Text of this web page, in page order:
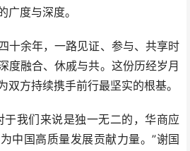
广度与深度。
余年，一路见证、参与、共享时
度融合、休戚与共。这份历经岁月
双方持续携手前行最坚实的根基。
我们来说是独一无二的，华商应
中国高质量发展贡献力量。”谢国